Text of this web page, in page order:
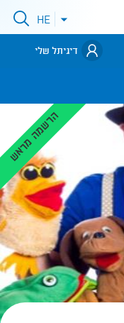
פתיחתHE
דיגיתל שלי
הרשמה מראש